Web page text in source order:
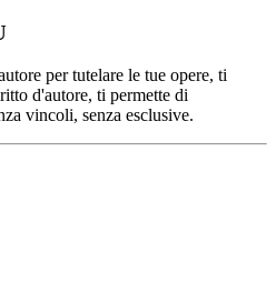
per tutelare le tue opere, ti
d'autore, ti permette di
vincoli, senza esclusive.